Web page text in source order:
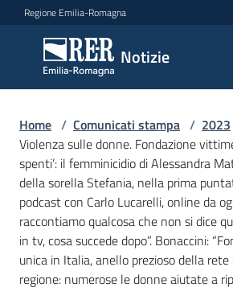
Vai al contenuto
Vai alla navigazione
Vai al footer
Regione Emilia-Romagna
Notizie
Notizie
Comunicati
stampa
Menu selezionato
Cerca
un
comunicato
Risorse
Home / Comunicati stampa / 2023
Violenza sulle donne. Fondazione
spenti’: il femminicidio di Alessandra
della sorella Stefania, nella prima
podcast con Carlo Lucarelli, online da
raccontiamo qualcosa che non si dice
in tv, cosa succede dopo”. Bonaccini:
unica in Italia, anello prezioso della
regione: numerose le donne aiutate a